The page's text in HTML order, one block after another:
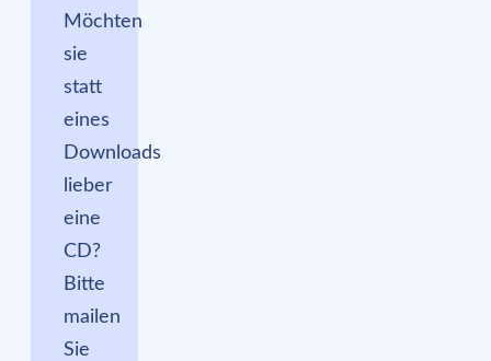
Möchten
sie
statt
eines
Downloads
lieber
eine
CD?
Bitte
mailen
Sie